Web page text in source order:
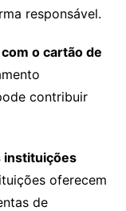
responsável.
o cartão de
contribuir
instituições
oferecem
de